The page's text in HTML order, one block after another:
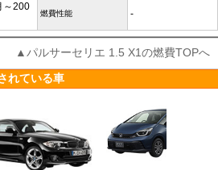
～200
燃費性能 -
▲パルサーセリエ 1.5 X1の燃費TOPへ
れている車